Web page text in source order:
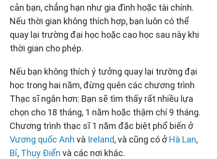
cản bạn, chẳng hạn như gia đình hoặc tài chính.
Nếu thời gian không thích hợp, bạn luôn có thể
quay lại trường đại học hoặc cao học sau này khi
thời gian cho phép.
Nếu bạn không thích ý tưởng quay lại trường đại
học trong hai năm, đừng quên các chương trình
Thạc sĩ ngắn hơn: Bạn sẽ tìm thấy rất nhiều lựa
chọn cho 18 tháng, 1 năm hoặc thậm chí 9 tháng.
Chương trình thạc sĩ 1 năm đặc biệt phổ biến ở
Vương quốc Anh và Ireland, và cũng có ở Hà Lan,
Bỉ, Thụy Điển và các nơi khác.